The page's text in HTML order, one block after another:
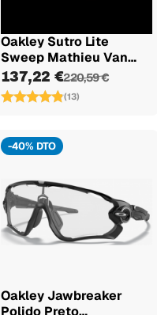
Oakley Sutro Lite
Sweep Mathieu Van
Der Poel...
137,22 €220,59 €
(13)
-40% DTO
Oakley Jawbreaker
Polido Preto